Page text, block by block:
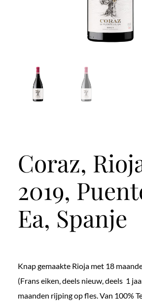
Coraz,
2019,
Ea, Spanje
Knap gemaakte Rioja met 18
(Frans eiken, deels nieuw, deels 1
maanden rijping op fles. Van 100%